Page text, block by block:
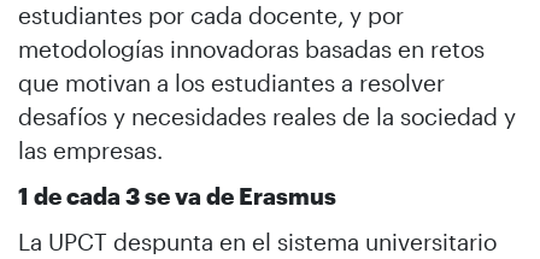
estudiantes por cada docente, y por
metodologías innovadoras basadas en retos
que motivan a los estudiantes a resolver
desafíos y necesidades reales de la sociedad y
las empresas.
1 de cada 3 se va de Erasmus
La UPCT despunta en el sistema universitario